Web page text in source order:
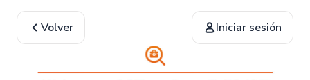
Volver Iniciar sesión